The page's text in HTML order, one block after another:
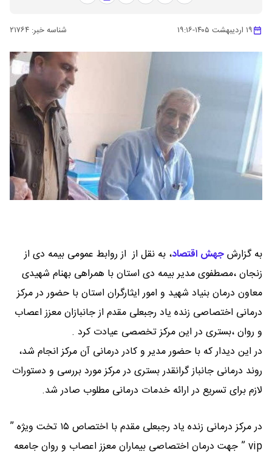
۱۹ اردیبهشت ۱۴۰۵ -۱۹:۱۶ شناسه خبر: ۲۱۷۶۴
به گزارشجهش اقتصاد، به نقل از از روابط عمومی بیمه دی از
زنجان ،مصطفوی مدیر بیمه دی استان با همراهی بهنام شهیدی
معاون درمان بنیاد شهید و امور ایثارگران استان با حضور در مرکز
درمانی اختصاصی زنده یاد رجبعلی مقدم از جانبازان معزز اعصاب
و روان ،بستری در این مرکز تخصصی عیادت کرد .
در این دیدار که با حضور مدیر و کادر درمانی آن مرکز انجام شد،
روند درمانی جانباز گرانقدر بستری در مرکز مورد بررسی و دستورات
لازم برای تسریع در ارائه خدمات درمانی مطلوب صادر شد.
در مرکز درمانی زنده‌ یاد رجبعلی مقدم با اختصاص ۱۵ تخت ویژه ”
vip ” جهت درمان اختصاصی بیماران معزز اعصاب و روان جامعه